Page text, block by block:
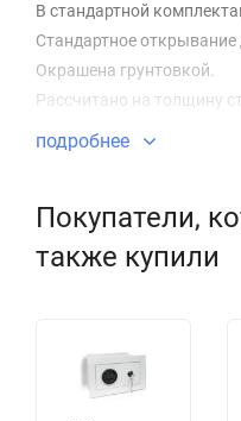
В стандартной
Стандартное открывание
Окрашена грунтовкой.
Рассчитано на толщину
Оборудована выводом
Возможно за
Дополнительные опции :
-Установка ключевого
-Возможно за
подробнее
Покупатели,
также купили